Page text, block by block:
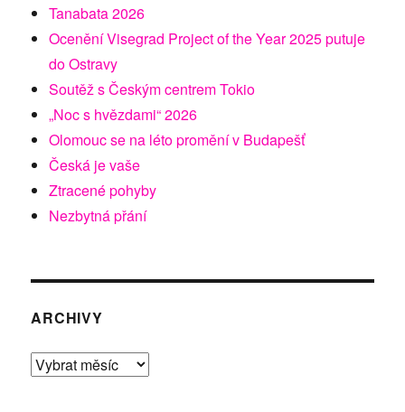
Tanabata 2026
Ocenění Visegrad Project of the Year 2025 putuje
do Ostravy
Soutěž s Českým centrem Tokio
„Noc s hvězdami“ 2026
Olomouc se na léto promění v Budapešť
Česká je vaše
Ztracené pohyby
Nezbytná přání
ARCHIVY
Archivy